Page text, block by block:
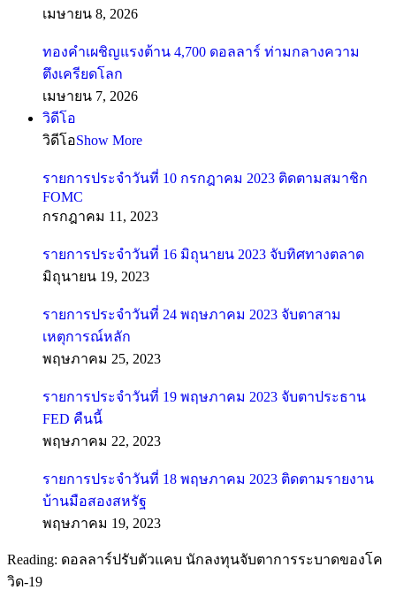
เมษายน 8, 2026
ทองคำเผชิญแรงต้าน 4,700 ดอลลาร์ ท่ามกลางความ
ตึงเครียดโลก
เมษายน 7, 2026
วิดีโอ
วิดีโอShow More
รายการประจำวันที่ 10 กรกฎาคม 2023 ติดตามสมาชิก
FOMC
กรกฎาคม 11, 2023
รายการประจำวันที่ 16 มิถุนายน 2023 จับทิศทางตลาด
มิถุนายน 19, 2023
รายการประจำวันที่ 24 พฤษภาคม 2023 จับตาสาม
เหตุการณ์หลัก
พฤษภาคม 25, 2023
รายการประจำวันที่ 19 พฤษภาคม 2023 จับตาประธาน
FED คืนนี้
พฤษภาคม 22, 2023
รายการประจำวันที่ 18 พฤษภาคม 2023 ติดตามรายงาน
บ้านมือสองสหรัฐ
พฤษภาคม 19, 2023
Reading: ดอลลาร์ปรับตัวแคบ นักลงทุนจับตาการระบาดของโค
วิด-19